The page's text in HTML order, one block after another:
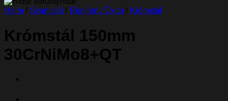
Heim / Svart stál / Rúnjárn / Öxlar / Krómstál
Krómstál 150mm
30CrNiMo8+QT